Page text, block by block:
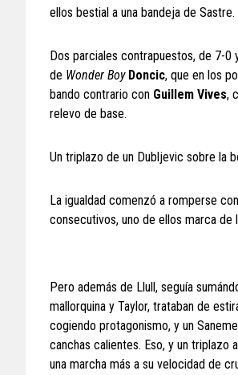
ellos bestial a una bandeja de Sastre.
Dos parciales contrapuestos, de 7-0
de Wonder Boy Doncic, que en los
bando contrario con Guillem Vives,
relevo de base.
Un triplazo de un Dubljevic sobre la
La igualdad comenzó a romperse
consecutivos, uno de ellos marca de
Pero además de Llull, seguía
mallorquina y Taylor, trataban de
cogiendo protagonismo, y un
canchas calientes. Eso, y un
una marcha más a su velocidad de